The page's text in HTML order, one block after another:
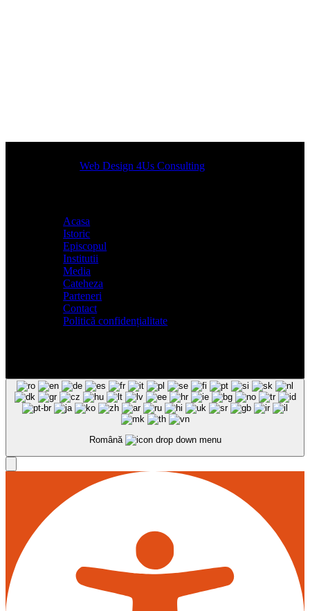
Designed byWeb Design 4Us Consulting
Acasa
Istoric
Episcopul
Institutii
Media
Cateheza
Parteneri
Contact
Politică confidențialitate
Română